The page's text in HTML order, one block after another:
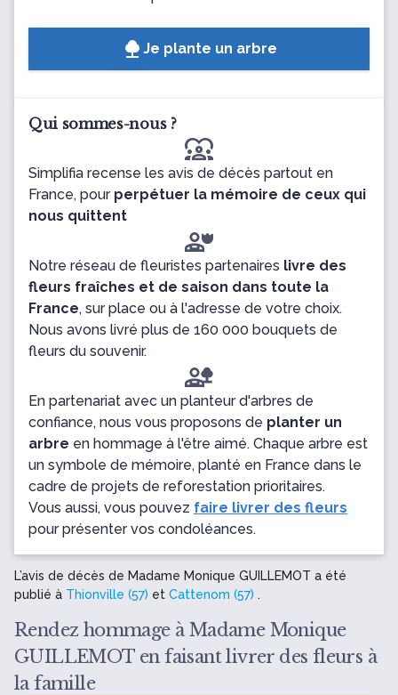
Je plante un arbre
Qui sommes-nous ?
diversity_1
Simplifia recense les avis de décès partout en
France, pour perpétuer la mémoire de ceux qui
nous quittent
Notre réseau de fleuristes partenaires livre des
fleurs fraîches et de saison dans toute la
France, sur place ou à l'adresse de votre choix.
Nous avons livré plus de 160 000 bouquets de
fleurs du souvenir.
En partenariat avec un planteur d'arbres de
confiance, nous vous proposons de planter un
arbre en hommage à l'être aimé. Chaque arbre est
un symbole de mémoire, planté en France dans le
cadre de projets de reforestation prioritaires.
Vous aussi, vous pouvez faire livrer des fleurs
pour présenter vos condoléances.
L’avis de décès de Madame Monique GUILLEMOT a été
publié à Thionville (57) et Cattenom (57) .
Rendez hommage à Madame Monique
GUILLEMOT en faisant livrer des fleurs à
la famille